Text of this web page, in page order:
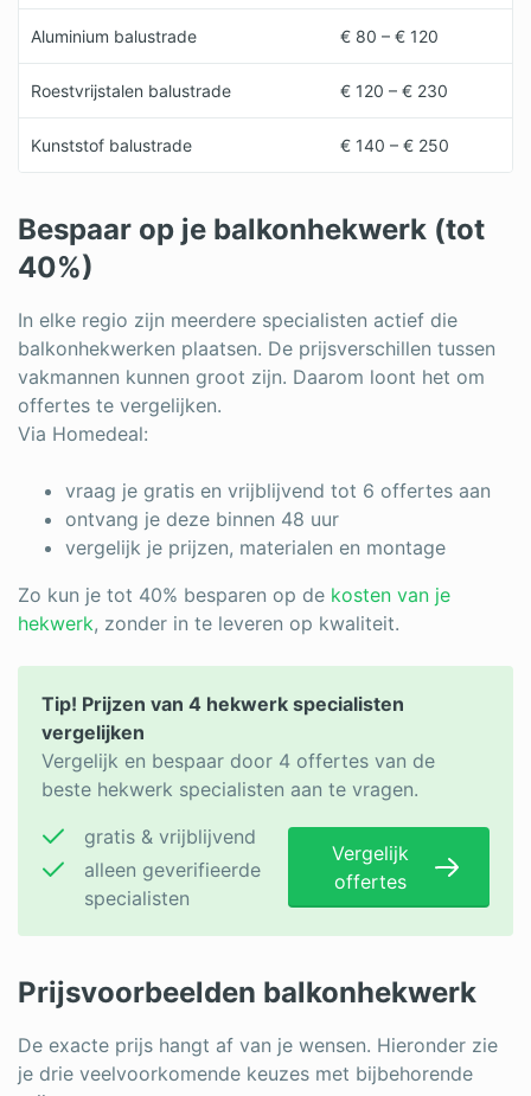
Aluminium balustrade € 80 – € 120
Roestvrijstalen balustrade € 120 – € 230
Kunststof balustrade € 140 – € 250
Bespaar op je balkonhekwerk (tot
40%)
In elke regio zijn meerdere specialisten actief die
balkonhekwerken plaatsen. De prijsverschillen tussen
vakmannen kunnen groot zijn. Daarom loont het om
offertes te vergelijken.
Via Homedeal:
vraag je gratis en vrijblijvend tot 6 offertes aan
ontvang je deze binnen 48 uur
vergelijk je prijzen, materialen en montage
Zo kun je tot 40% besparen op de kosten van je
hekwerk, zonder in te leveren op kwaliteit.
Tip! Prijzen van 4 hekwerk specialisten
vergelijken
Vergelijk en bespaar door 4 offertes van de
beste hekwerk specialisten aan te vragen.
gratis & vrijblijvend
alleen geverifieerde
specialisten
Vergelijk
offertes
Prijsvoorbeelden balkonhekwerk
De exacte prijs hangt af van je wensen. Hieronder zie
je drie veelvoorkomende keuzes met bijbehorende